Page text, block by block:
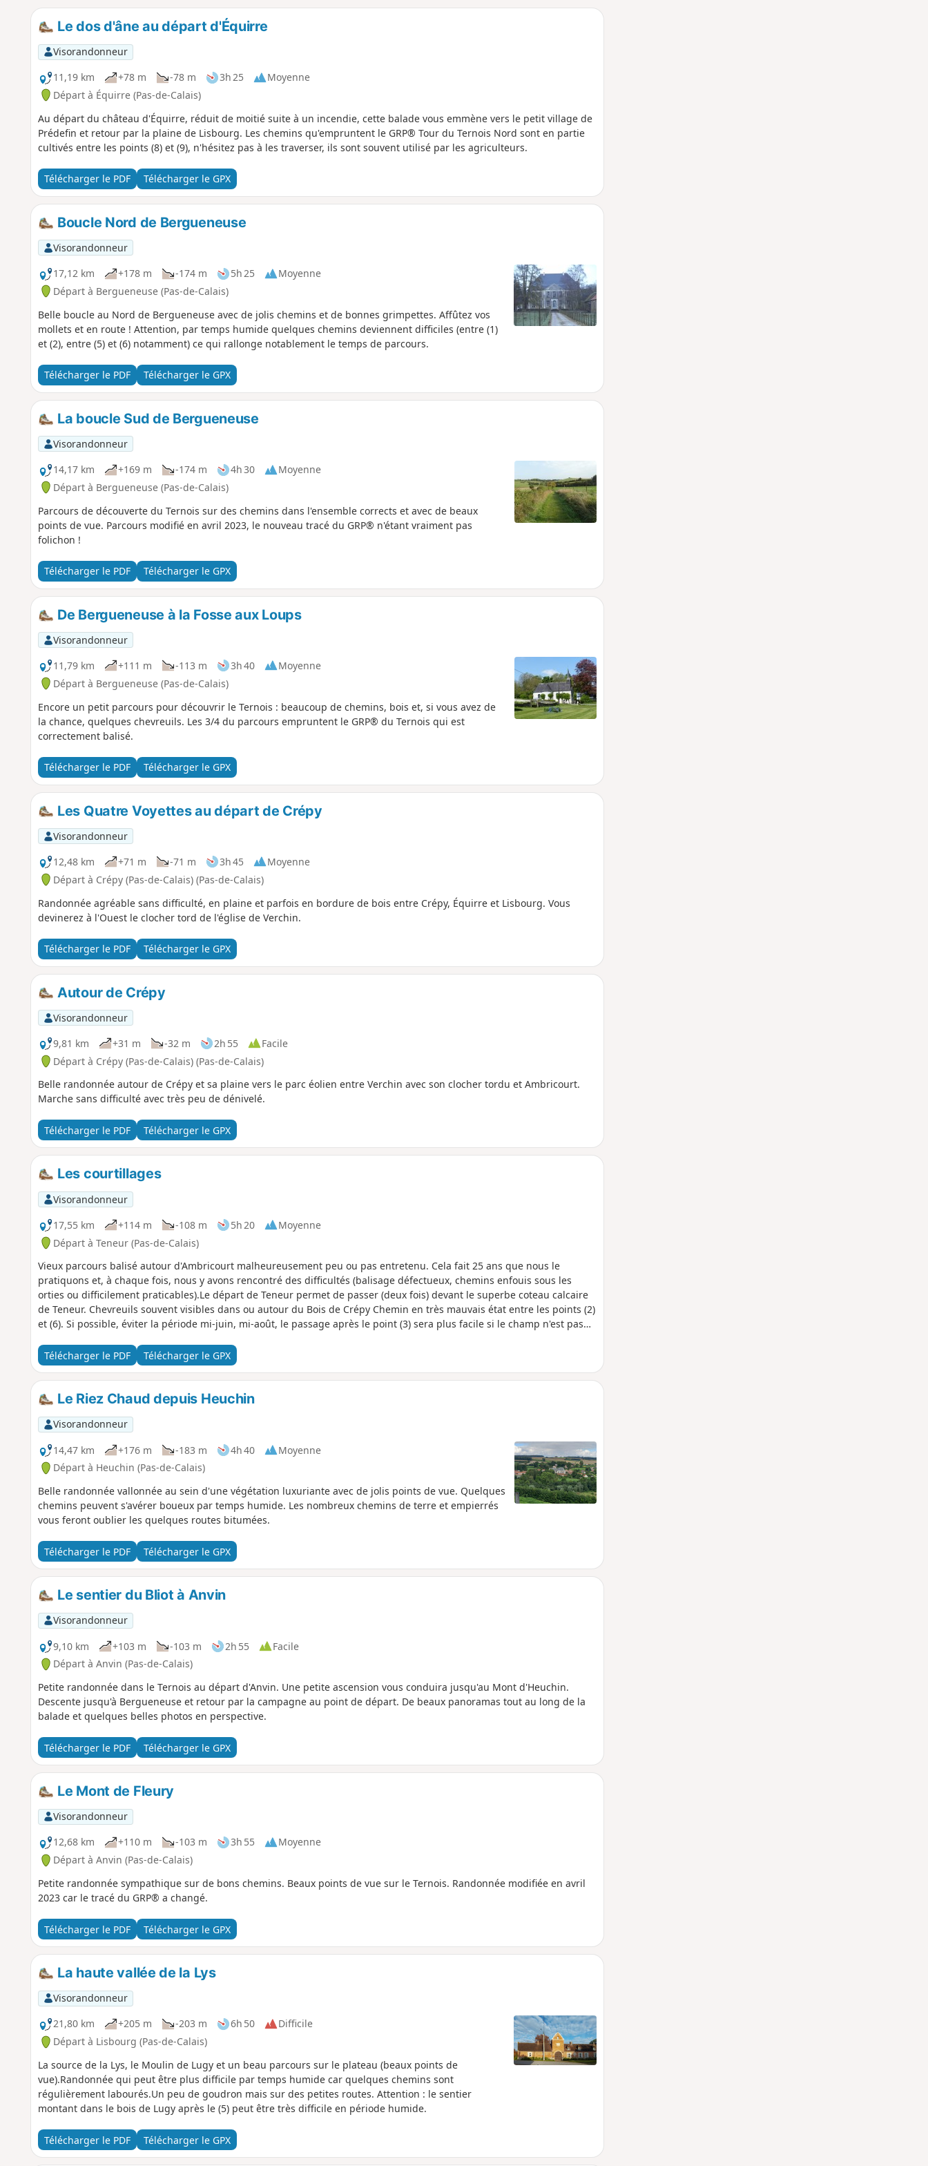
Le dos d'âne au départ d'Équirre
Visorandonneur
11,19 km
+78 m -78 m 3h 25
Moyenne
Départ à Équirre (Pas-de-Calais)
Au départ du château d'Équirre, réduit de moitié suite à un incendie, cette balade vous emmène vers le petit village de
Prédefin et retour par la plaine de Lisbourg. Les chemins qu'empruntent le GRP® Tour du Ternois Nord sont en partie
cultivés entre les points (8) et (9), n'hésitez pas à les traverser, ils sont souvent utilisé par les agriculteurs.
Télécharger le PDF Télécharger le GPX
Boucle Nord de Bergueneuse
Visorandonneur
17,12 km
+178 m -174 m 5h 25
Moyenne
Départ à Bergueneuse (Pas-de-Calais)
Belle boucle au Nord de Bergueneuse avec de jolis chemins et de bonnes grimpettes. Affûtez vos
mollets et en route ! Attention, par temps humide quelques chemins deviennent difficiles (entre (1)
et (2), entre (5) et (6) notamment) ce qui rallonge notablement le temps de parcours.
Télécharger le PDF Télécharger le GPX
La boucle Sud de Bergueneuse
Visorandonneur
14,17 km
+169 m -174 m 4h 30
Moyenne
Départ à Bergueneuse (Pas-de-Calais)
Parcours de découverte du Ternois sur des chemins dans l'ensemble corrects et avec de beaux
points de vue. Parcours modifié en avril 2023, le nouveau tracé du GRP® n'étant vraiment pas
folichon !
Télécharger le PDF Télécharger le GPX
De Bergueneuse à la Fosse aux Loups
Visorandonneur
11,79 km
+111 m -113 m 3h 40
Moyenne
Départ à Bergueneuse (Pas-de-Calais)
Encore un petit parcours pour découvrir le Ternois : beaucoup de chemins, bois et, si vous avez de
la chance, quelques chevreuils. Les 3/4 du parcours empruntent le GRP® du Ternois qui est
correctement balisé.
Télécharger le PDF Télécharger le GPX
Les Quatre Voyettes au départ de Crépy
Visorandonneur
12,48 km
+71 m -71 m 3h 45
Moyenne
Départ à Crépy (Pas-de-Calais) (Pas-de-Calais)
Randonnée agréable sans difficulté, en plaine et parfois en bordure de bois entre Crépy, Équirre et Lisbourg. Vous
devinerez à l'Ouest le clocher tord de l'église de Verchin.
Télécharger le PDF Télécharger le GPX
Autour de Crépy
Visorandonneur
9,81 km
+31 m -32 m 2h 55
Facile
Départ à Crépy (Pas-de-Calais) (Pas-de-Calais)
Belle randonnée autour de Crépy et sa plaine vers le parc éolien entre Verchin avec son clocher tordu et Ambricourt.
Marche sans difficulté avec très peu de dénivelé.
Télécharger le PDF Télécharger le GPX
Les courtillages
Visorandonneur
17,55 km
+114 m -108 m 5h 20
Moyenne
Départ à Teneur (Pas-de-Calais)
Vieux parcours balisé autour d'Ambricourt malheureusement peu ou pas entretenu. Cela fait 25 ans que nous le
pratiquons et, à chaque fois, nous y avons rencontré des difficultés (balisage défectueux, chemins enfouis sous les
orties ou difficilement praticables).Le départ de Teneur permet de passer (deux fois) devant le superbe coteau calcaire
de Teneur. Chevreuils souvent visibles dans ou autour du Bois de Crépy Chemin en très mauvais état entre les points (2)
et (6). Si possible, éviter la période mi-juin, mi-août, le passage après le point (3) sera plus facile si le champ n'est pas
Télécharger le PDF
Télécharger le GPX
Le Riez Chaud depuis Heuchin
Visorandonneur
14,47 km
+176 m -183 m 4h 40
Moyenne
Départ à Heuchin (Pas-de-Calais)
Belle randonnée vallonnée au sein d'une végétation luxuriante avec de jolis points de vue. Quelques
chemins peuvent s'avérer boueux par temps humide. Les nombreux chemins de terre et empierrés
vous feront oublier les quelques routes bitumées.
Télécharger le PDF Télécharger le GPX
Le sentier du Bliot à Anvin
Visorandonneur
9,10 km
+103 m -103 m 2h 55
Facile
Départ à Anvin (Pas-de-Calais)
Petite randonnée dans le Ternois au départ d'Anvin. Une petite ascension vous conduira jusqu'au Mont d'Heuchin.
Descente jusqu'à Bergueneuse et retour par la campagne au point de départ. De beaux panoramas tout au long de la
balade et quelques belles photos en perspective.
Télécharger le PDF Télécharger le GPX
Le Mont de Fleury
Visorandonneur
12,68 km
+110 m -103 m 3h 55
Moyenne
Départ à Anvin (Pas-de-Calais)
Petite randonnée sympathique sur de bons chemins. Beaux points de vue sur le Ternois. Randonnée modifiée en avril
2023 car le tracé du GRP® a changé.
Télécharger le PDF Télécharger le GPX
La haute vallée de la Lys
Visorandonneur
21,80 km
+205 m -203 m 6h 50
Difficile
Départ à Lisbourg (Pas-de-Calais)
La source de la Lys, le Moulin de Lugy et un beau parcours sur le plateau (beaux points de
vue).Randonnée qui peut être plus difficile par temps humide car quelques chemins sont
régulièrement labourés.Un peu de goudron mais sur des petites routes. Attention : le sentier
montant dans le bois de Lugy après le (5) peut être très difficile en période humide.
Télécharger le PDF Télécharger le GPX